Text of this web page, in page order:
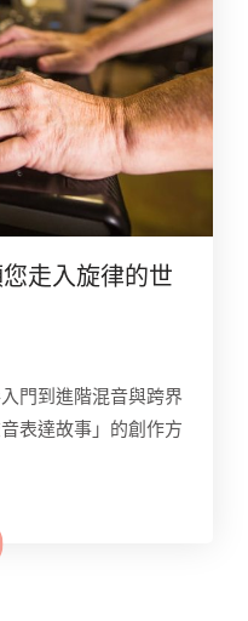
走入旋律的世
門到進階混音與跨界
表達故事」的創作方